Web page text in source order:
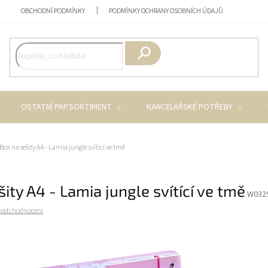
OBCHODNÍ PODMÍNKY PODMÍNKY OCHRANY OSOBNÍCH ÚDAJŮ
OSTATNÍ PAP.SORTIMENT KANCELÁŘSKÉ POTŘEBY
Box na sešity A4 - Lamia jungle svítící ve tmě
A4 - Lamia jungle svítící ve tmě
hodnocení